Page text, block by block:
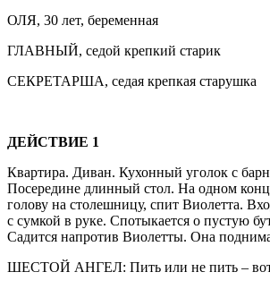
ОЛЯ, 30 лет, беременная
ГЛАВНЫЙ, седой крепкий старик
СЕКРЕТАРША, седая крепкая старушка
ДЕЙСТВИЕ 1
Квартира. Диван. Кухонный уголок с
Посередине длинный стол. На одном
голову на столешницу, спит Виолетта.
с сумкой в руке. Спотыкается о пустую
Садится напротив Виолетты. Она
ШЕСТОЙ АНГЕЛ: Пить или не пить – вот